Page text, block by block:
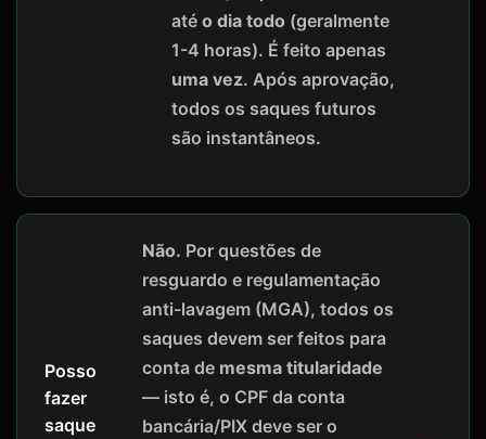
até o dia todo (geralmente
1-4 horas). É feito apenas
uma vez. Após aprovação,
todos os saques futuros
são instantâneos.
Posso
fazer
saque
Não. Por questões de
resguardo e regulamentação
anti-lavagem (MGA), todos os
saques devem ser feitos para
conta de mesma titularidade
— isto é, o CPF da conta
bancária/PIX deve ser o